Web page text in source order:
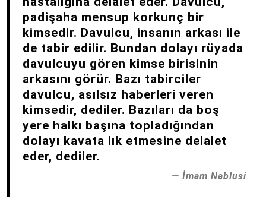
padişaha mensup korkunç bir
kimsedir. Davulcu, insanın arkası ile
de tabir edilir. Bundan dolayı rüyada
davulcuyu gören kimse birisinin
arkasını görür. Bazı tabirciler
davulcu, asılsız haberleri veren
kimsedir, dediler. Bazıları da boş
yere halkı başına topladığından
dolayı kavata lık etmesine delalet
eder, dediler.
İmam Nablusi